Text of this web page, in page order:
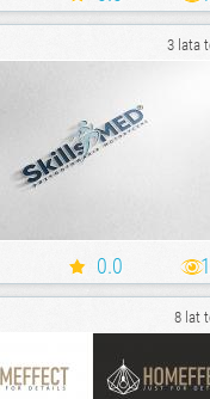
3 lata
0.0
8 lat